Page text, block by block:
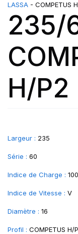
LASSA - COMPETUS
235/
H/P2
Largeur : 235
Série : 60
Indice de Charge : 100
Indice de Vitesse : V
Diamètre : 16
Profil : COMPETUS H/